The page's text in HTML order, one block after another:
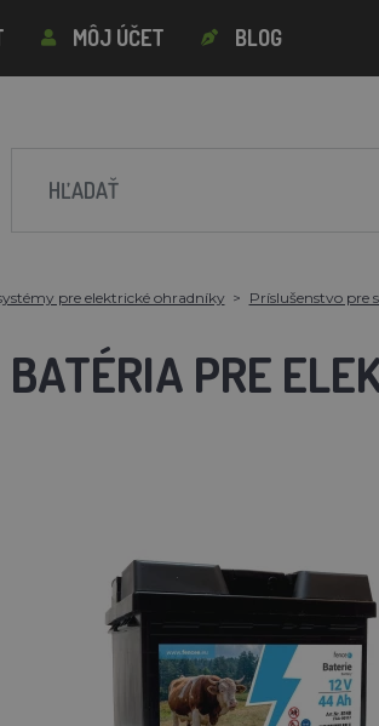
MÔJ ÚČET BLOG
pre elektrické ohradníky Príslušenstvo pre
BATÉRIA PRE